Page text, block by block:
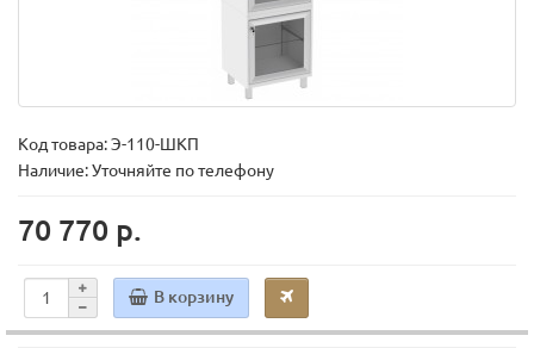
Код товара:Э-110-ШКП
Наличие: Уточняйте по телефону
70 770 р.
В корзину